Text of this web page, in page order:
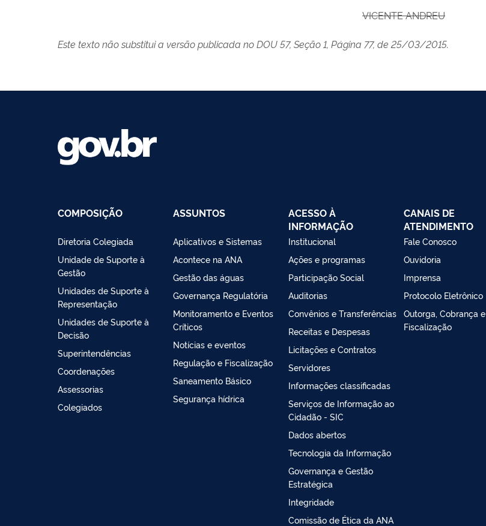
VICENTE ANDREU
Este texto não substitui a versão publicada no DOU 57, Seção 1, Página 77, de 25/03/2015.
COMPOSIÇÃO
Diretoria Colegiada
Unidade de Suporte à
Gestão
Unidades de Suporte à
Representação
Unidades de Suporte à
Decisão
Superintendências
Coordenações
Assessorias
Colegiados
ASSUNTOS
Aplicativos e Sistemas
Acontece na ANA
Gestão das águas
Governança Regulatória
Monitoramento e Eventos
Críticos
Notícias e eventos
Regulação e Fiscalização
Saneamento Básico
Segurança hídrica
ACESSO À
INFORMAÇÃO
Institucional
Ações e programas
Participação Social
Auditorias
Convênios e Transferências
Receitas e Despesas
Licitações e Contratos
Servidores
Informações classificadas
Serviços de Informação ao
Cidadão - SIC
Dados abertos
Tecnologia da Informação
Governança e Gestão
Estratégica
Integridade
Comissão de Ética da ANA
CANAIS DE
ATENDIMENTO
Fale Conosco
Ouvidoria
Imprensa
Protocolo Eletrônico
Outorga, Cobrança e
Fiscalização